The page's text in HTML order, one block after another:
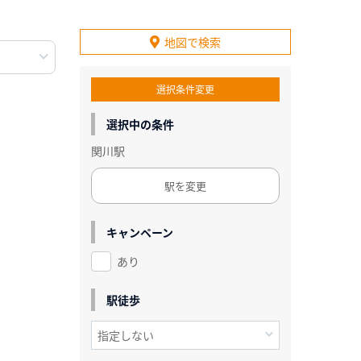
地図で検索
選択条件変更
選択中の条件
関川駅
駅を変更
キャンペーン
あり
駅徒歩